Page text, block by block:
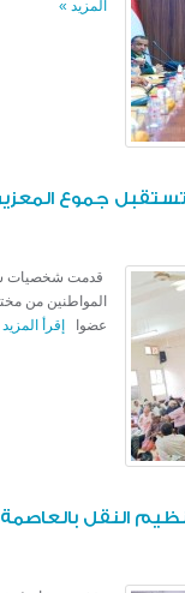
المزيد »
تستقبل جموع
قدمت شخصيات
المواطنين من
عضوا
إقرأ المزيد
النقل